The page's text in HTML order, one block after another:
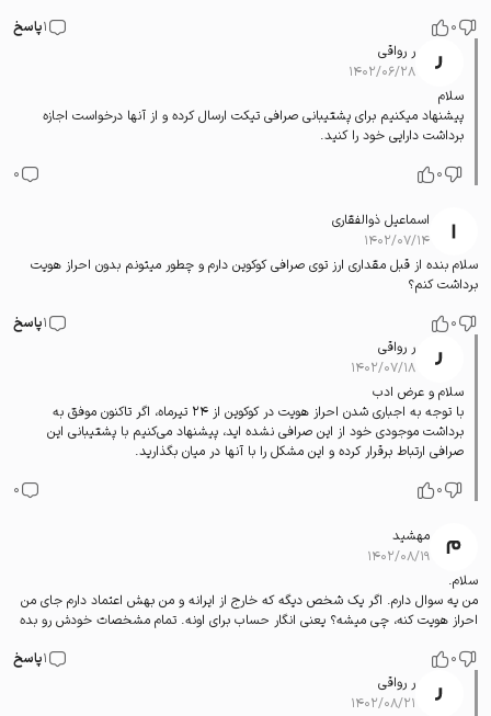
0
1پاسخ
ر رواقی
۱۴۰۲/۰۶/۲۸
سلام
پیشنهاد میکنیم برای پشتیبانی صرافی تیکت ارسال کرده و از آنها درخواست اجازه
برداشت دارایی خود را کنید.
0
0
اسماعیل ذوالفقاری
۱۴۰۲/۰۷/۱۴
سلام بنده از قبل مقداری ارز توی صرافی کوکوین دارم و چطور میتونم بدون احراز هویت
برداشت کنم؟
0
1پاسخ
ر رواقی
۱۴۰۲/۰۷/۱۸
سلام و عرض ادب
با توجه به اجباری شدن احراز هویت در کوکوین از 24 تیرماه، اگر تاکنون موفق به
برداشت موجودی خود از این صرافی نشده اید، پیشنهاد می‌کنیم با پشتیبانی این
صرافی ارتباط برقرار کرده و این مشکل را با آنها در میان بگذارید.
0
0
مهشید
۱۴۰۲/۰۸/۱۹
سلام.
من یه سوال دارم. اگر یک شخص دیگه که خارج از ایرانه و من بهش اعتماد دارم جای من
احراز هویت کنه، چی میشه؟ یعنی انگار حساب برای اونه. تمام مشخصات خودش رو بده
0
1پاسخ
ر رواقی
۱۴۰۲/۰۸/۲۱